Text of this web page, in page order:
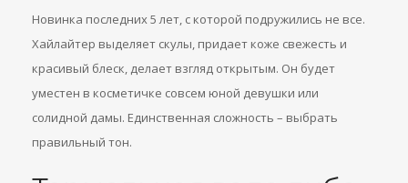
Новинка последних 5 лет, с которой подружились не все.
Хайлайтер выделяет скулы, придает коже свежесть и
красивый блеск, делает взгляд открытым. Он будет
уместен в косметичке совсем юной девушки или
солидной дамы. Единственная сложность – выбрать
правильный тон.